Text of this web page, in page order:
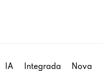
IA Integrada Nova